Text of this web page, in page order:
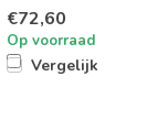
€72,60
Op voorraad
Vergelijk